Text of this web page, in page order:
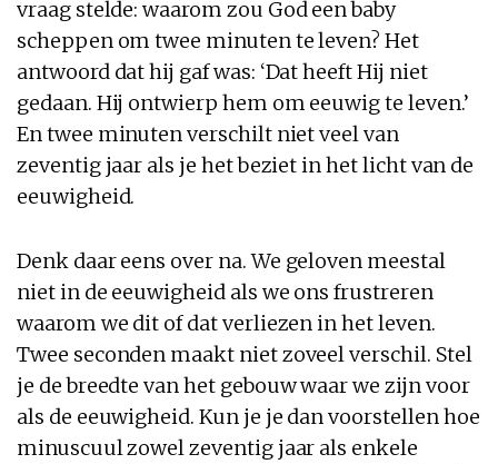
vraag stelde: waarom zou God een baby
scheppen om twee minuten te leven? Het
antwoord dat hij gaf was: ‘Dat heeft Hij niet
gedaan. Hij ontwierp hem om eeuwig te leven.’
En twee minuten verschilt niet veel van
zeventig jaar als je het beziet in het licht van de
eeuwigheid.
Denk daar eens over na. We geloven meestal
niet in de eeuwigheid als we ons frustreren
waarom we dit of dat verliezen in het leven.
Twee seconden maakt niet zoveel verschil. Stel
je de breedte van het gebouw waar we zijn voor
als de eeuwigheid. Kun je je dan voorstellen hoe
minuscuul zowel zeventig jaar als enkele